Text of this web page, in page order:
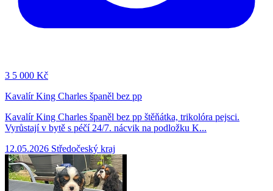
3 5 000 Kč
Kavalír King Charles španěl bez pp
Kavalír King Charles španěl bez pp štěňátka, trikolóra pejsci.
Vyrůstají v bytě s péčí 24/7. nácvik na podložku K...
12.05.2026 Středočeský kraj